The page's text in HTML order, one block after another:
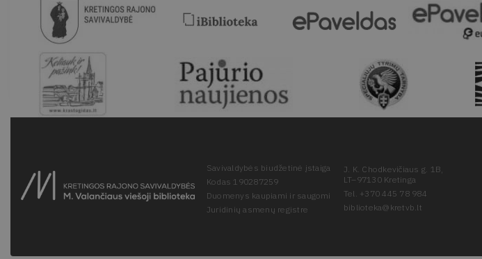
Savivaldybės biudžetinė įstaiga
Kodas 190287259
Duomenys kaupiami ir saugomi
Juridinių asmenų registre
J. K. Chodkevičiaus g. 1B,
LT–97130 Kretinga
Tel. +370 445 78 984
biblioteka@kretvb.lt